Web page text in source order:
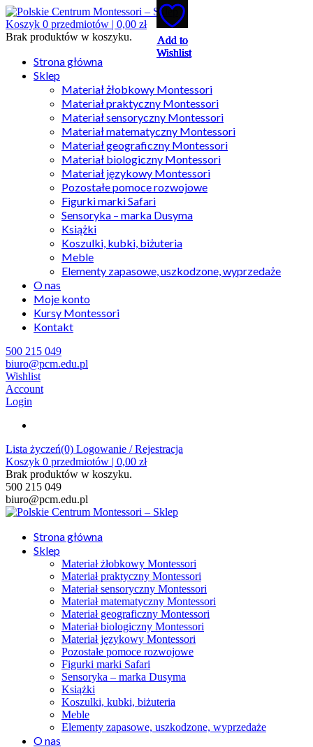
Koszyk 0 przedmiotów | 0,00 zł
Brak produktów w koszyku.
Strona główna
Sklep
Materiał żłobkowy Montessori
Materiał praktyczny Montessori
Materiał sensoryczny Montessori
Materiał matematyczny Montessori
Materiał geograficzny Montessori
Materiał biologiczny Montessori
Materiał językowy Montessori
Pozostałe pomoce rozwojowe
Figurki marki Safari
Sensoryka – marka Dusyma
Książki
Koszulki, kubki, biżuteria
Meble
Elementy zapasowe, uszkodzone, wyprzedaże
O nas
Moje konto
Kursy Montessori
Kontakt
500 215 049
biuro@pcm.edu.pl
Wishlist
Account
Login
Lista życzeń(0) Logowanie / Rejestracja
Koszyk 0 przedmiotów | 0,00 zł
Brak produktów w koszyku.
500 215 049
biuro@pcm.edu.pl
Strona główna
Sklep
Materiał żłobkowy Montessori
Materiał praktyczny Montessori
Materiał sensoryczny Montessori
Materiał matematyczny Montessori
Materiał geograficzny Montessori
Materiał biologiczny Montessori
Materiał językowy Montessori
Pozostałe pomoce rozwojowe
Figurki marki Safari
Sensoryka – marka Dusyma
Książki
Koszulki, kubki, biżuteria
Meble
Elementy zapasowe, uszkodzone, wyprzedaże
O nas
Add to
Wishlist
Add to
Wishlist
Add to
Wishlist
Add to
Wishlist
Add to
Wishlist